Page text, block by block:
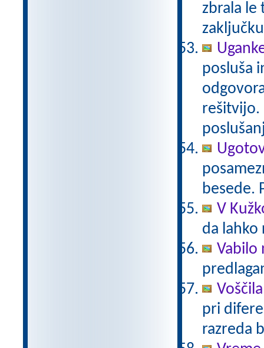
zbrala le
posluša
rešitvijo.
besede.
V
da lahko
Vabilo
pri
razreda